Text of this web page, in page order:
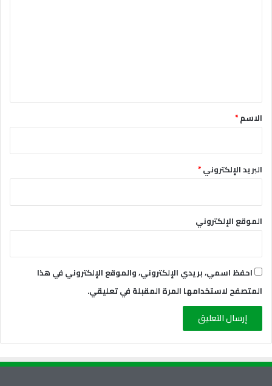
*الاسم*
البريد الإلكتروني*
الموقع الإلكتروني
احفظ اسمي، بريدي الإلكتروني، والموقع الإلكتروني في هذا
المتصفح لاستخدامها المرة المقبلة في تعليقي.